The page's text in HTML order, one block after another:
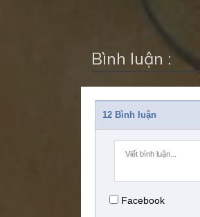
Bình luận :
12 Bình luận
Facebook